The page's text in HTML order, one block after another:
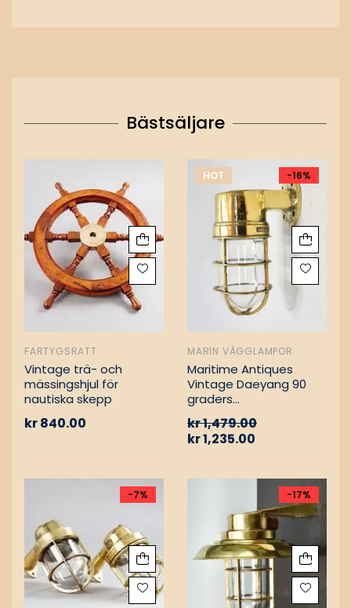
Bästsäljare
FARTYGSRATT
Vintage trä- och
mässingshjul för
nautiska skepp
kr840.00
HOT -16%
MARIN VÄGGLAMPOR
Maritime Antiques
Vintage Daeyang 90
graders
kr1,479.00
kr1,235.00
-7% -17%